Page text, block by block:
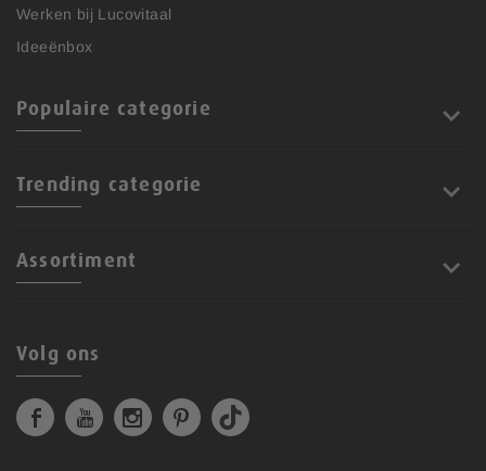
Werken bij Lucovitaal
Ideeënbox
Populaire categorie
Trending categorie
Assortiment
Volg ons